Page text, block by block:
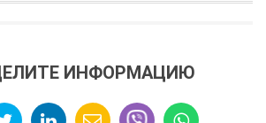
ИНФОРМАЦИЮ